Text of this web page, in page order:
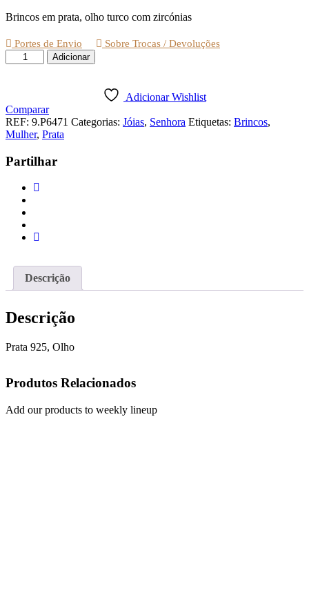
Brincos em prata, olho turco com zircónias
Portes de Envio Sobre Trocas / Devoluções
Quantidade
de
OLHO
ZIRCÓNIAS
Adicionar
Adicionar Wishlist
Comparar
REF: 9.P6471 Categorias: Jóias, Senhora Etiquetas: Brincos,
Mulher, Prata
Partilhar
Descrição
Descrição
Prata 925, Olho
Produtos Relacionados
Add our products to weekly lineup